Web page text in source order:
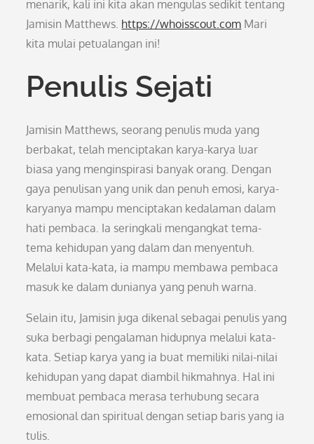
menarik, kali ini kita akan mengulas sedikit tentang
Jamisin Matthews. https://whoisscout.com Mari
kita mulai petualangan ini!
Penulis Sejati
Jamisin Matthews, seorang penulis muda yang
berbakat, telah menciptakan karya-karya luar
biasa yang menginspirasi banyak orang. Dengan
gaya penulisan yang unik dan penuh emosi, karya-
karyanya mampu menciptakan kedalaman dalam
hati pembaca. Ia seringkali mengangkat tema-
tema kehidupan yang dalam dan menyentuh.
Melalui kata-kata, ia mampu membawa pembaca
masuk ke dalam dunianya yang penuh warna.
Selain itu, Jamisin juga dikenal sebagai penulis yang
suka berbagi pengalaman hidupnya melalui kata-
kata. Setiap karya yang ia buat memiliki nilai-nilai
kehidupan yang dapat diambil hikmahnya. Hal ini
membuat pembaca merasa terhubung secara
emosional dan spiritual dengan setiap baris yang ia
tulis.